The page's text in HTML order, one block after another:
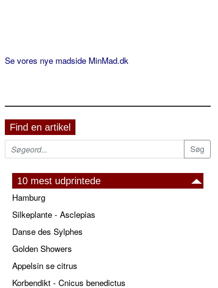
Se vores nye madside MinMad.dk
Find en artikel
10 mest udprintede
Hamburg
Silkeplante - Asclepias
Danse des Sylphes
Golden Showers
Appelsin se citrus
Korbendikt - Cnicus benedictus